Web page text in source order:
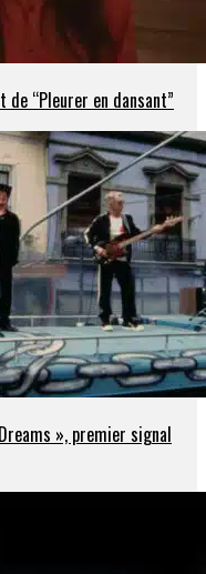
“Pleurer en dansant”
», premier signal